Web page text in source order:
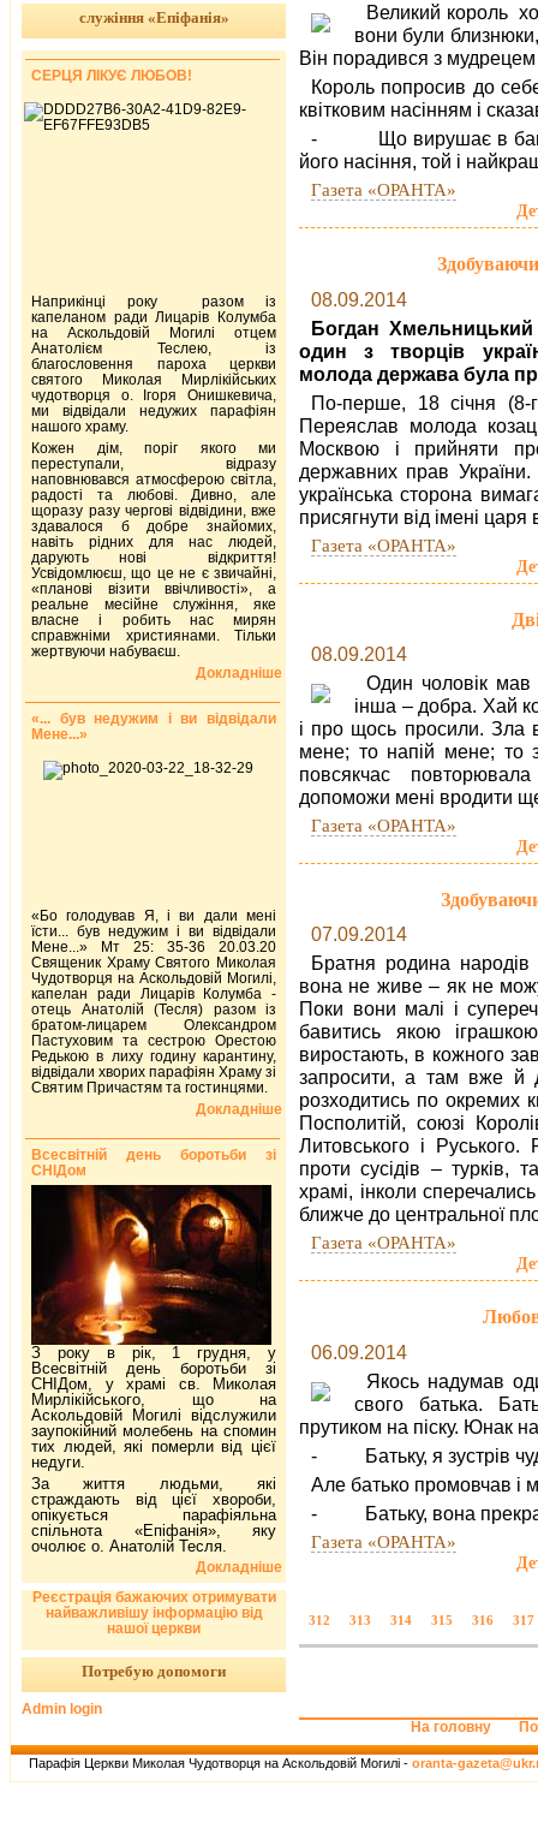
Великий король
вони були
Він порадився з мудрецем
Король попросив до
квітковим насінням і
- Що вирушає в
його насіння, той і
Газета «ОРАНТА»
08.09.2014
Богдан
один з творців
молода держава була
По-перше, 18 січня (8-
Переяслав молода
Москвою і прийняти
державних прав
українська сторона
присягнути від імені
Газета «ОРАНТА»
08.09.2014
Один чоловік
інша – добра. Хай
і про щось просили. Зла
мене; то напій мене; то
повсякчас
допоможи мені вродити
Газета «ОРАНТА»
07.09.2014
Братня родина
вона не живе – як не
Поки вони малі і
бавитись якою
виростають, в кожного
запросити, а там вже й
розходитись по окремих
Посполитій, союзі
Литовського і
проти сусідів – турків,
храмі, інколи
ближче до центральної
Газета «ОРАНТА»
06.09.2014
Якось надумав
свого батька.
прутиком на піску. Юнак
- Батьку, я зустрів
Але батько промовчав і
- Батьку, вона
Газета «ОРАНТА»
312 313 314 315 316 317
служіння «Епіфанія»
СЕРЦЯ ЛІКУЄ ЛЮБОВ!
Наприкінці року разом із
капеланом ради Лицарів Колумба
на Аскольдовій Могилі отцем
Анатолієм Теслею, із
благословення пароха церкви
святого Миколая Мирлікійських
чудотворця о. Ігоря Онишкевича,
ми відвідали недужих парафіян
нашого храму.
Кожен дім, поріг якого ми
переступали, відразу
наповнювався атмосферою світла,
радості та любові. Дивно, але
щоразу разу чергові відвідини, вже
здавалося б добре знайомих,
навіть рідних для нас людей,
дарують нові відкриття!
Усвідомлюєш, що це не є звичайні,
«планові візити ввічливості», а
реальне месійне служіння, яке
власне і робить нас мирян
справжніми християнами. Тільки
жертвуючи набуваєш.
Докладніше
«... був недужим і ви відвідали
Мене...»
«Бо голодував Я, і ви дали мені
їсти... був недужим і ви відвідали
Мене...» Мт 25: 35-36 20.03.20
Священик Храму Святого Миколая
Чудотворця на Аскольдовій Могилі,
капелан ради Лицарів Колумба -
отець Анатолій (Тесля) разом із
братом-лицарем Олександром
Пастуховим та сестрою Орестою
Редькою в лиху годину карантину,
відвідали хворих парафіян Храму зі
Святим Причастям та гостинцями.
Докладніше
Всесвітній день боротьби зі
СНІДом
З року в рік, 1 грудня, у
Всесвітній день боротьби зі
СНІДом, у храмі св. Миколая
Мирлікійського, що на
Аскольдовій Могилі відслужили
заупокійний молебень на спомин
тих людей, які померли від цієї
недуги.
За життя людьми, які
страждають від цієї хвороби,
опікується парафіяльна
спільнота «Епіфанія», яку
очолює о. Анатолій Тесля.
Докладніше
Реєстрація бажаючих отримувати
найважливішу інформацію від
нашої церкви
Потребую допомоги
Admin login
На головну
Парафія Церкви Миколая Чудотворця на Аскольдовій Могилі - oranta-